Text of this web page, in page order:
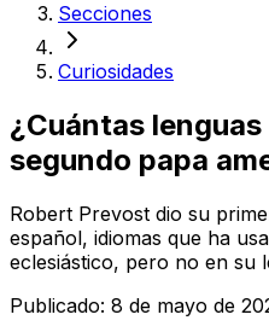
Secciones
Curiosidades
¿Cuántas
segundo papa
Robert Prevost dio su
español, idiomas que ha
eclesiástico, pero no en su
Publicado: 8 de mayo de